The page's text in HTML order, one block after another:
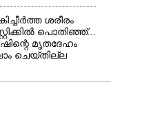
ശരീരം
പൊതിഞ്ഞ്...
മൃതദേഹം
ചെയ്തില്ല